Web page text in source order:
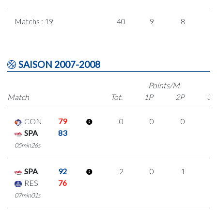
Matchs : 19 40 9 8
SAISON 2007-2008
Match
Points/M
Tot.
1P 2P 3P
CON
79
SPA
83
05min26s
0 0 0
SPA
92
RES
76
07min01s
2 0 1